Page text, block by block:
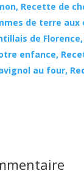
Recette de
de terre
de
enfance,
au four,